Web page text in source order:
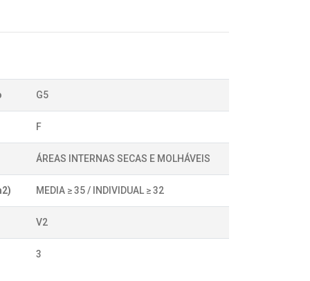
G5
F
ÁREAS INTERNAS SECAS E MOLHÁVEIS
MEDIA ≥ 35 / INDIVIDUAL ≥ 32
V2
3